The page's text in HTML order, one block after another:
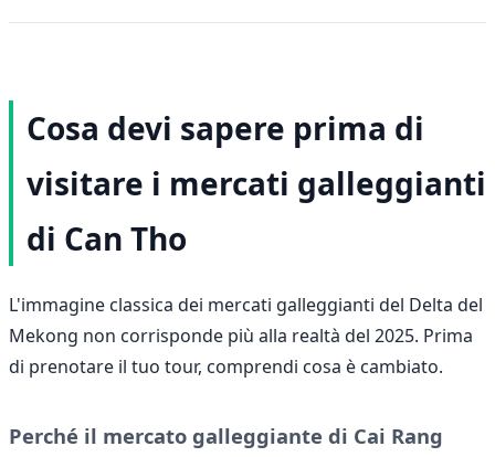
Cosa devi sapere prima di
visitare i mercati galleggianti
di Can Tho
L'immagine classica dei mercati galleggianti del Delta del
Mekong non corrisponde più alla realtà del 2025. Prima
di prenotare il tuo tour, comprendi cosa è cambiato.
Perché il mercato galleggiante di Cai Rang